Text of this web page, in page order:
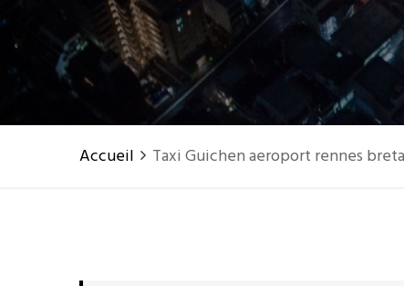
Accueil Taxi Guichen aeroport rennes